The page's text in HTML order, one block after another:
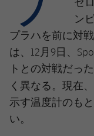
チケット
結果
順位表
ン
プラハを前に対
は、12月9日、
トとの対戦だっ
く異なる。現在
示す温度計のも
い。